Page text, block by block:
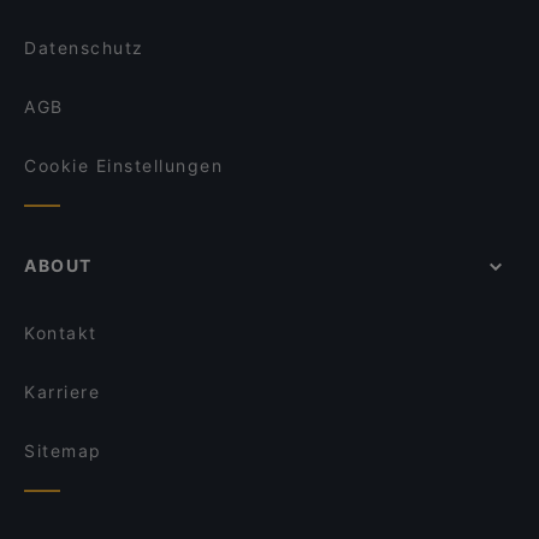
Datenschutz
AGB
Cookie Einstellungen
ABOUT
Kontakt
Karriere
Sitemap